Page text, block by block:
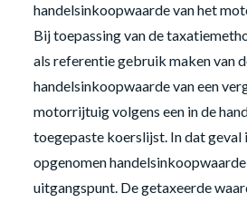
handelsinkoopwaarde van het
Bij toepassing van de
als referentie gebruik maken van
handelsinkoopwaarde van een
motorrijtuig volgens een in de
toegepaste koerslijst. In dat geval
opgenomen
uitgangspunt. De getaxeerde